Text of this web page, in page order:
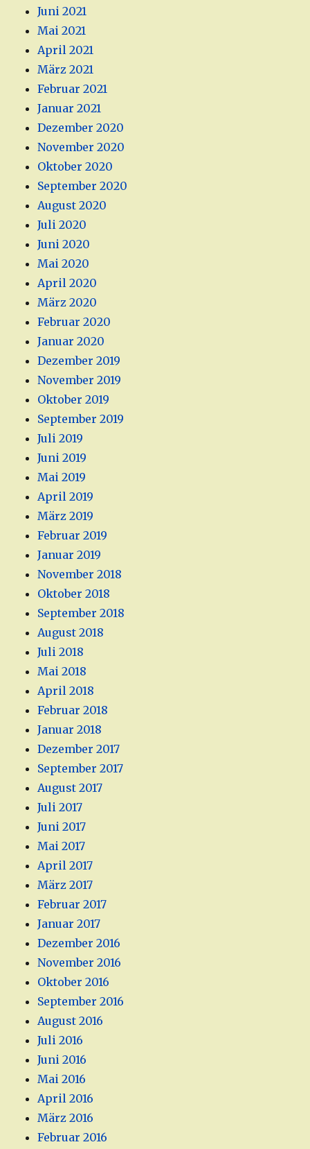
Juni 2021
Mai 2021
April 2021
März 2021
Februar 2021
Januar 2021
Dezember 2020
November 2020
Oktober 2020
September 2020
August 2020
Juli 2020
Juni 2020
Mai 2020
April 2020
März 2020
Februar 2020
Januar 2020
Dezember 2019
November 2019
Oktober 2019
September 2019
Juli 2019
Juni 2019
Mai 2019
April 2019
März 2019
Februar 2019
Januar 2019
November 2018
Oktober 2018
September 2018
August 2018
Juli 2018
Mai 2018
April 2018
Februar 2018
Januar 2018
Dezember 2017
September 2017
August 2017
Juli 2017
Juni 2017
Mai 2017
April 2017
März 2017
Februar 2017
Januar 2017
Dezember 2016
November 2016
Oktober 2016
September 2016
August 2016
Juli 2016
Juni 2016
Mai 2016
April 2016
März 2016
Februar 2016